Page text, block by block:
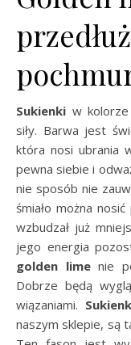
Sukienki w kolorze
siły. Barwa jest
która nosi ubrania
pewna siebie i
nie sposób nie
śmiało można
wzbudzał już
jego energia
golden limenie
Dobrze będą
wiązaniami.
naszym sklepie, są